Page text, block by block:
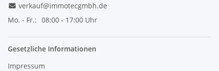
verkauf@immotecgmbh.de
Mo. - Fr.: 08:00 - 17:00 Uhr
Gesetzliche Informationen
Impressum